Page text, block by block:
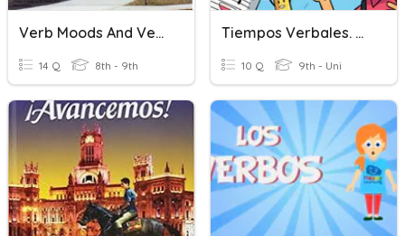
Verb Moods And Verbals
14 Q 8th - 9th
Tiempos Verbales. Modo Indicativo
10 Q 9th - Uni